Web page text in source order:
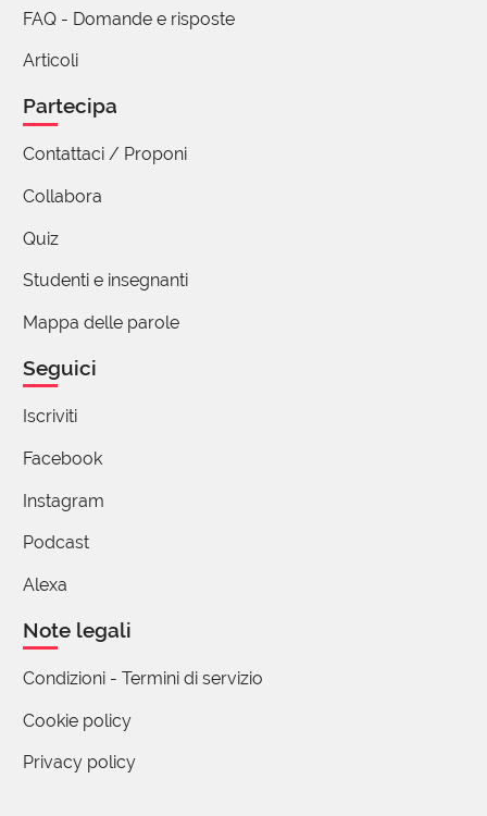
FAQ - Domande e risposte
Articoli
Partecipa
Contattaci / Proponi
Collabora
Quiz
Studenti e insegnanti
Mappa delle parole
Seguici
Iscriviti
Facebook
Instagram
Podcast
Alexa
Note legali
Condizioni - Termini di servizio
Cookie policy
Privacy policy